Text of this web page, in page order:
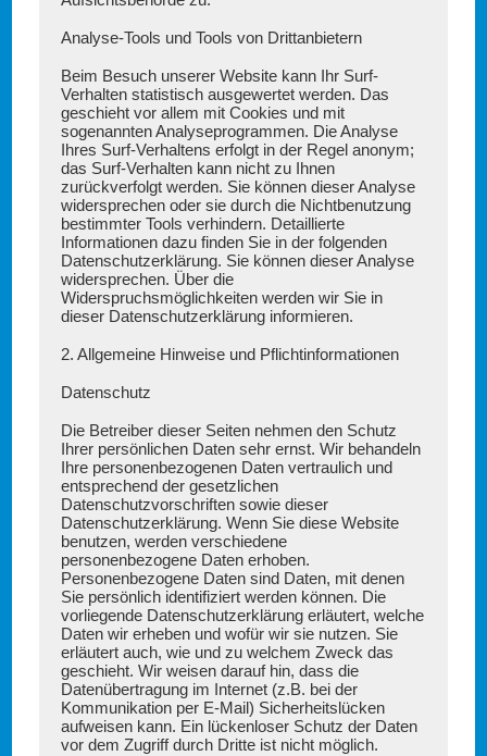
Analyse-Tools und Tools von Drittanbietern
Beim Besuch unserer Website kann Ihr Surf-
Verhalten statistisch ausgewertet werden. Das
geschieht vor allem mit Cookies und mit
sogenannten Analyseprogrammen. Die Analyse
Ihres Surf-Verhaltens erfolgt in der Regel anonym;
das Surf-Verhalten kann nicht zu Ihnen
zurückverfolgt werden. Sie können dieser Analyse
widersprechen oder sie durch die Nichtbenutzung
bestimmter Tools verhindern. Detaillierte
Informationen dazu finden Sie in der folgenden
Datenschutzerklärung. Sie können dieser Analyse
widersprechen. Über die
Widerspruchsmöglichkeiten werden wir Sie in
dieser Datenschutzerklärung informieren.
2. Allgemeine Hinweise und Pflichtinformationen
Datenschutz
Die Betreiber dieser Seiten nehmen den Schutz
Ihrer persönlichen Daten sehr ernst. Wir behandeln
Ihre personenbezogenen Daten vertraulich und
entsprechend der gesetzlichen
Datenschutzvorschriften sowie dieser
Datenschutzerklärung. Wenn Sie diese Website
benutzen, werden verschiedene
personenbezogene Daten erhoben.
Personenbezogene Daten sind Daten, mit denen
Sie persönlich identifiziert werden können. Die
vorliegende Datenschutzerklärung erläutert, welche
Daten wir erheben und wofür wir sie nutzen. Sie
erläutert auch, wie und zu welchem Zweck das
geschieht. Wir weisen darauf hin, dass die
Datenübertragung im Internet (z.B. bei der
Kommunikation per E-Mail) Sicherheitslücken
aufweisen kann. Ein lückenloser Schutz der Daten
vor dem Zugriff durch Dritte ist nicht möglich.